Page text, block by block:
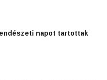
napot tartottak